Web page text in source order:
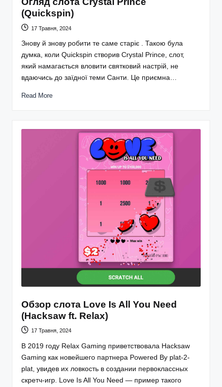
(Quickspin)
17 Травня, 2024
Знову й знову робити те саме старіє . Такою була
думка, коли Quickspin створив Crystal Prince, слот,
який намагається вловити святковий настрій, не
вдаючись до заїдної теми Санти. Це приємна…
Read More
Обзор слота Love Is All You Need
(Hacksaw ft. Relax)
17 Травня, 2024
В 2019 году Relax Gaming приветствовала Hacksaw
Gaming как новейшего партнера Powered By plat-2-
plat, увидев их ловкость в создании первоклассных
скретч-игр. Love Is All You Need — пример такого